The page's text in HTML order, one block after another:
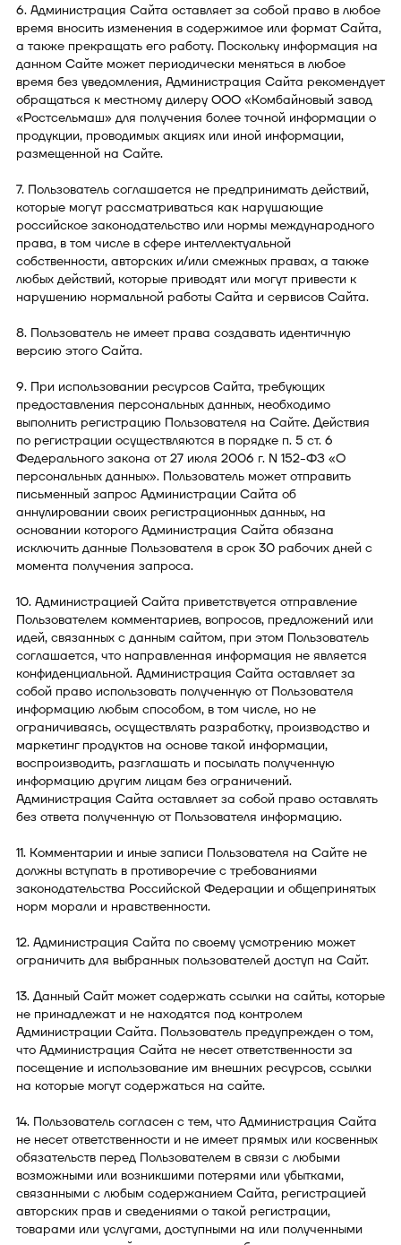
6. Администрация Сайта оставляет за собой право в любое
время вносить изменения в содержимое или формат Сайта,
а также прекращать его работу. Поскольку информация на
данном Сайте может периодически меняться в любое
время без уведомления, Администрация Сайта рекомендует
обращаться к местному дилеру ООО «Комбайновый завод
«Ростсельмаш» для получения более точной информации о
продукции, проводимых акциях или иной информации,
размещенной на Сайте.
7. Пользователь соглашается не предпринимать действий,
которые могут рассматриваться как нарушающие
российское законодательство или нормы международного
права, в том числе в сфере интеллектуальной
собственности, авторских и/или смежных правах, а также
любых действий, которые приводят или могут привести к
нарушению нормальной работы Сайта и сервисов Сайта.
8. Пользователь не имеет права создавать идентичную
версию этого Сайта.
9. При использовании ресурсов Сайта, требующих
предоставления персональных данных, необходимо
выполнить регистрацию Пользователя на Сайте. Действия
по регистрации осуществляются в порядке п. 5 ст. 6
Федерального закона от 27 июля 2006 г. N 152-ФЗ «О
персональных данных». Пользователь может отправить
письменный запрос Администрации Сайта об
аннулировании своих регистрационных данных, на
основании которого Администрация Сайта обязана
исключить данные Пользователя в срок 30 рабочих дней с
момента получения запроса.
10. Администрацией Сайта приветствуется отправление
Пользователем комментариев, вопросов, предложений или
идей, связанных с данным сайтом, при этом Пользователь
соглашается, что направленная информация не является
конфиденциальной. Администрация Сайта оставляет за
собой право использовать полученную от Пользователя
информацию любым способом, в том числе, но не
ограничиваясь, осуществлять разработку, производство и
маркетинг продуктов на основе такой информации,
воспроизводить, разглашать и посылать полученную
информацию другим лицам без ограничений.
Администрация Сайта оставляет за собой право оставлять
без ответа полученную от Пользователя информацию.
11. Комментарии и иные записи Пользователя на Сайте не
должны вступать в противоречие с требованиями
законодательства Российской Федерации и общепринятых
норм морали и нравственности.
12. Администрация Сайта по своему усмотрению может
ограничить для выбранных пользователей доступ на Сайт.
13. Данный Сайт может содержать ссылки на сайты, которые
не принадлежат и не находятся под контролем
Администрации Сайта. Пользователь предупрежден о том,
что Администрация Сайта не несет ответственности за
посещение и использование им внешних ресурсов, ссылки
на которые могут содержаться на сайте.
14. Пользователь согласен с тем, что Администрация Сайта
не несет ответственности и не имеет прямых или косвенных
обязательств перед Пользователем в связи с любыми
возможными или возникшими потерями или убытками,
связанными с любым содержанием Сайта, регистрацией
авторских прав и сведениями о такой регистрации,
товарами или услугами, доступными на или полученными